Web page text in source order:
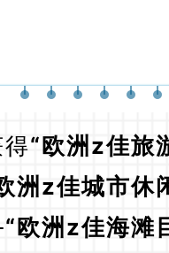
“欧洲z佳旅
洲z佳城市休
“欧洲z佳海滩